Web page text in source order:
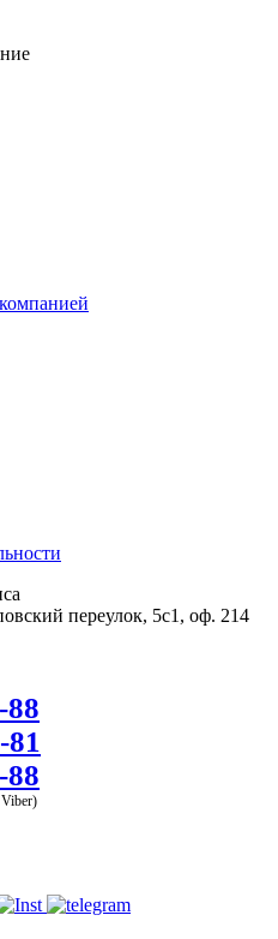
переулок, 5с1, оф. 214
88
81
88